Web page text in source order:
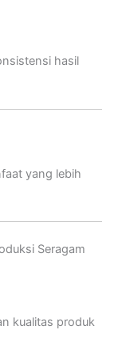
hasil
yang lebih
Seragam
kualitas produk